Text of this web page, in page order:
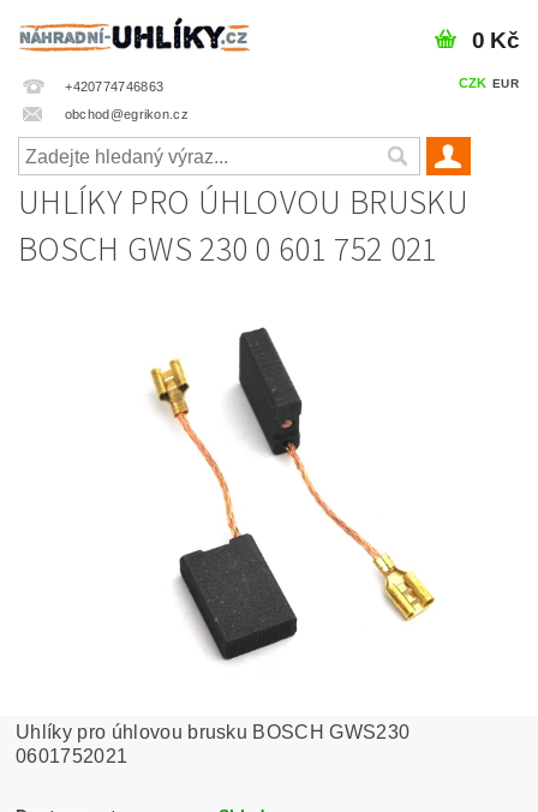
+420774746863
obchod@egrikon.cz
CZK EUR
0 Kč
UHLÍKY PRO ÚHLOVOU BRUSKU
BOSCH GWS 230 0 601 752 021
Uhlíky pro úhlovou brusku BOSCH GWS230
0601752021